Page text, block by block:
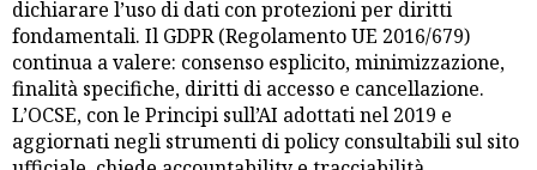
dichiarare l’uso di dati con protezioni per diritti
fondamentali. Il GDPR (Regolamento UE 2016/679)
continua a valere: consenso esplicito, minimizzazione,
finalità specifiche, diritti di accesso e cancellazione.
L’OCSE, con le Principi sull’AI adottati nel 2019 e
aggiornati negli strumenti di policy consultabili sul sito